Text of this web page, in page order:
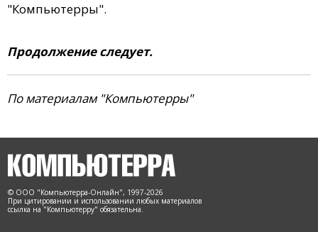
"Компьютерры".
Продолжение следует.
По материалам "Компьютерры"
© ООО "Компьютерра-Онлайн", 1997-2026
При цитировании и использовании любых материалов
ссылка на "Компьютерру" обязательна.